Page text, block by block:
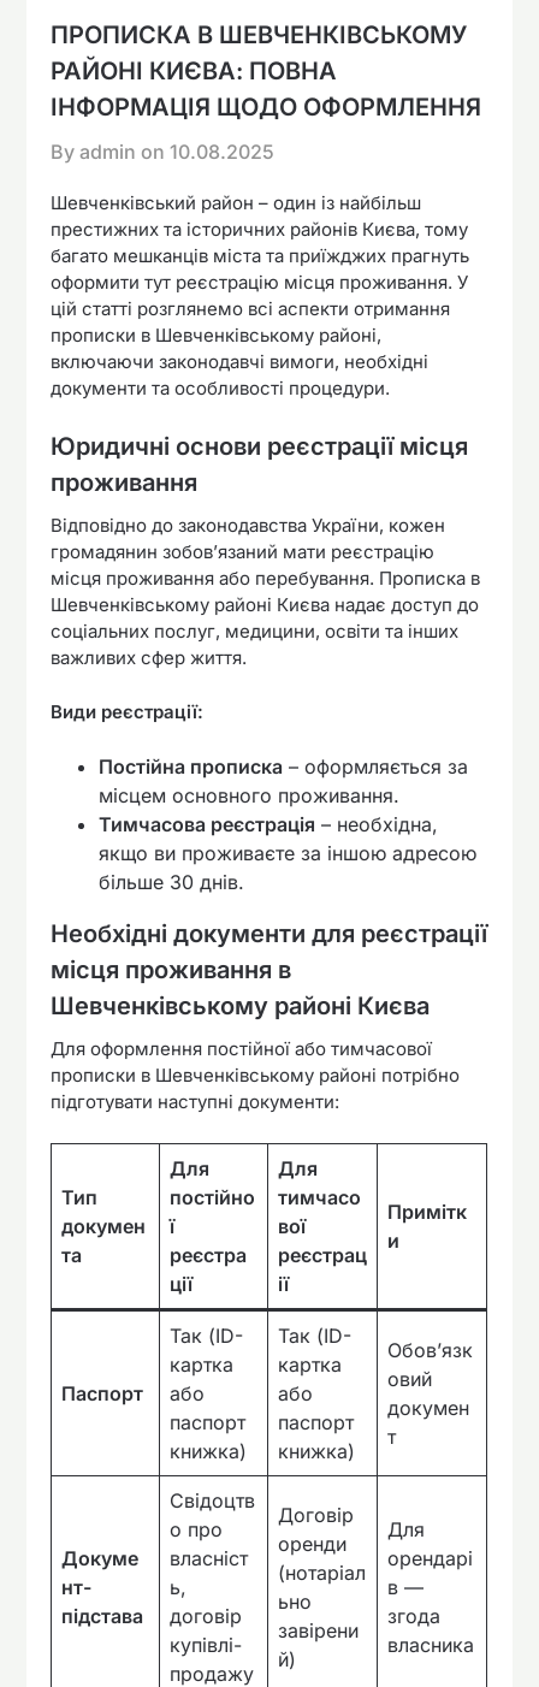
ПРОПИСКА В ШЕВЧЕНКІВСЬКОМУ
РАЙОНІ КИЄВА: ПОВНА
ІНФОРМАЦІЯ ЩОДО ОФОРМЛЕННЯ
By admin on10.08.2025
Шевченківський район – один із найбільш
престижних та історичних районів Києва, тому
багато мешканців міста та приїжджих прагнуть
оформити тут реєстрацію місця проживання. У
цій статті розглянемо всі аспекти отримання
прописки в Шевченківському районі,
включаючи законодавчі вимоги, необхідні
документи та особливості процедури.
Юридичні основи реєстрації місця
проживання
Відповідно до законодавства України, кожен
громадянин зобов’язаний мати реєстрацію
місця проживання або перебування. Прописка в
Шевченківському районі Києва надає доступ до
соціальних послуг, медицини, освіти та інших
важливих сфер життя.
Види реєстрації:
Постійна прописка – оформляється за
місцем основного проживання.
Тимчасова реєстрація – необхідна,
якщо ви проживаєте за іншою адресою
більше 30 днів.
Необхідні документи для реєстрації
місця проживання в
Шевченківському районі Києва
Для оформлення постійної або тимчасової
прописки в Шевченківському районі потрібно
підготувати наступні документи:
Тип
докумен
та
Для
постійно
ї
реєстра
ції
Для
тимчасо
вої
реєстрац
ії
Примітк
и
Паспорт
Так (ID-
картка
або
паспорт
книжка)
Так (ID-
картка
або
паспорт
книжка)
Обов’язк
овий
докумен
т
Докуме
нт-
підстава
Свідоцтв
о про
власніст
ь,
договір
купівлі-
продажу
Договір
оренди
(нотаріал
ьно
завірени
й)
Для
орендарі
в —
згода
власника